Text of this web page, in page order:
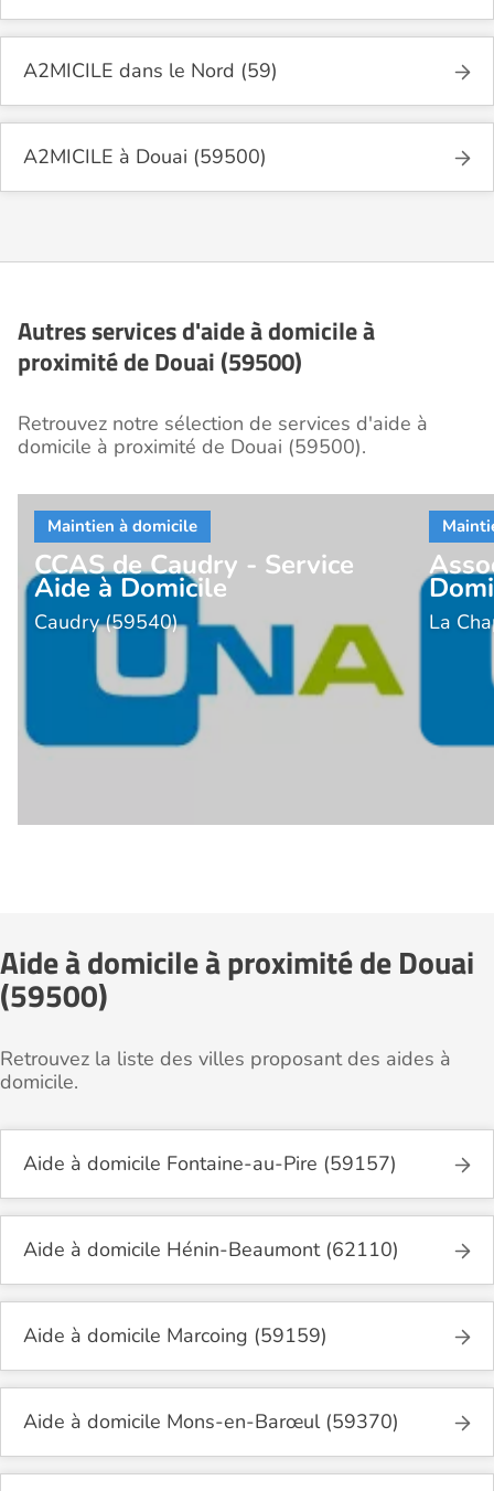
A2MICILE dans le Nord (59)
A2MICILE à Douai (59500)
Autres services d'aide à domicile à
proximité de Douai (59500)
Retrouvez notre sélection de services d'aide à
domicile à proximité de Douai (59500).
CCAS de Caudry - Service
Aide à Domicile
Caudry (59540) La
Aide à domicile à proximité de Douai
(59500)
Retrouvez la liste des villes proposant des aides à
domicile.
Aide à domicile Fontaine-au-Pire (59157)
Aide à domicile Hénin-Beaumont (62110)
Aide à domicile Marcoing (59159)
Aide à domicile Mons-en-Barœul (59370)